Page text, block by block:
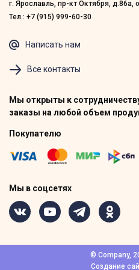
г. Ярославль, пр-кт Октября, д.86а,
Тел.: +7 (915) 999-60-30
Написать нам
Все контакты
Мы открыты к
заказы на любой объем
Покупателю
Мы в соцсетях
© Company,
Создание